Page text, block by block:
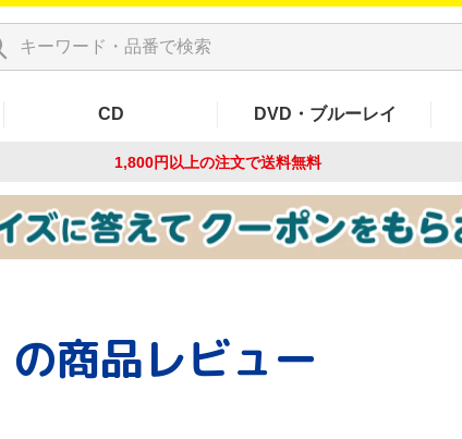
CD DVD・ブルーレイ
1,800円以上の注文で送料無料
の商品レビュー